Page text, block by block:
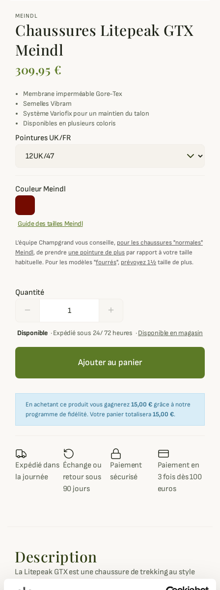
MEINDL
Chaussures Litepeak GTX
Meindl
309,95 €
Membrane imperméable Gore-Tex
Semelles Vibram
Système Variofix pour un maintien du talon
Disponibles en plusieurs coloris
Pointures UK/FR
Couleur Meindl
Guide des tailles Meindl
L’équipe Champgrand vous conseille, pour les chaussures "normales"
Meindl, de prendre une pointure de plus par rapport à votre taille
habituelle. Pour les modèles "fourrés", prévoyez 1½taille de plus.
Quantité
remove add
Disponible·Expédié sous 24/ 72 heures ·Disponible en magasin
Ajouter au panier
En achetant ce produit vous gagnerez15,00 € grâce à notre
programme de fidélité. Votre panier totalisera15,00 €.
Expédié dans
la journée
Échange ou
retour sous
90 jours
Paiement
sécurisé
Paiement en
3 fois dès 100
euros
Description
La Litepeak GTX est une chaussure de trekking au style
moderne, disponible dans plusieurs coloris tendances